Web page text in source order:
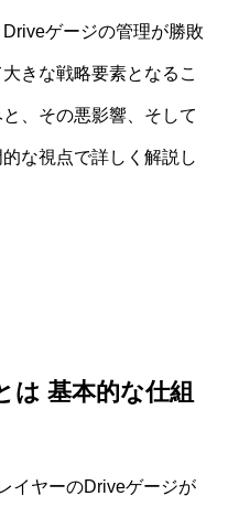
ゲージの管理が勝敗
きな戦略要素となるこ
、その悪影響、そして
な視点で詳しく解説し
は 基本的な仕組
イヤーのDriveゲージが